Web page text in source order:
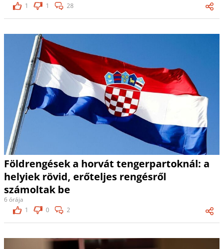
1
1 28
Földrengések a horvát tengerpartoknál: a
helyiek rövid, erőteljes rengésről
számoltak be
6 órája
1
0 2